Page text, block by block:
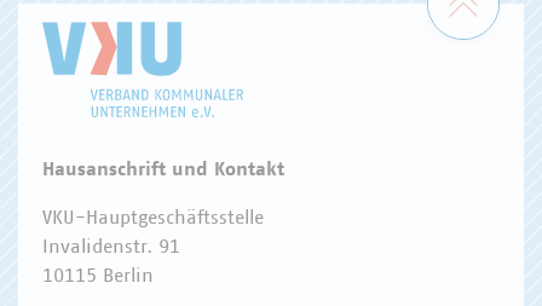
Hausanschrift und Kontakt
VKU-Hauptgeschäftsstelle
Invalidenstr. 91
10115 Berlin